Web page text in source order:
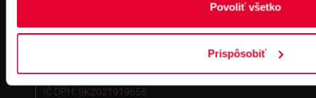
Povoliť všetko
Prispôsobiť
IČ DPH: SK2021919658